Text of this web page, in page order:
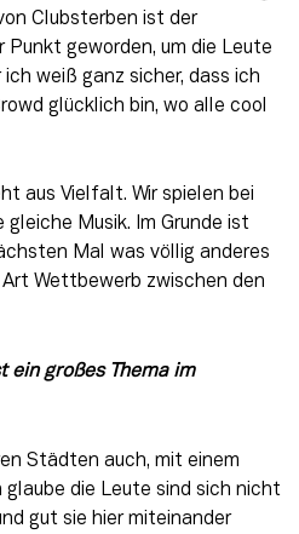
Clubsterben ist der
Punkt geworden, um die Leute
weiß ganz sicher, dass ich
glücklich bin, wo alle cool
aus Vielfalt. Wir spielen bei
Musik. Im Grunde ist
Mal was völlig anderes
Wettbewerb zwischen den
ein großes Thema im
Städten auch, mit einem
die Leute sind sich nicht
gut sie hier miteinander